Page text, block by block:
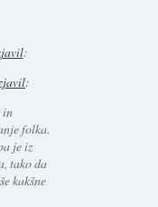
:
:
in
folka.
je iz
tako da
kakšne